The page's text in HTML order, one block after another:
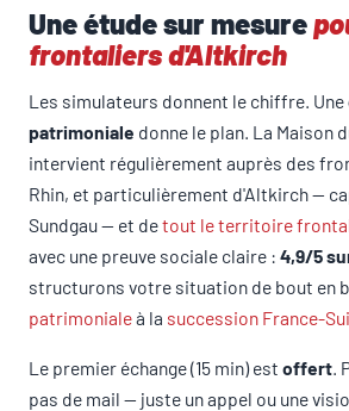
Une étude sur mesure
frontaliers d'Altkirch
Les simulateurs donnent le chiffre. Une
patrimoniale donne le plan. La Maison
intervient régulièrement auprès des
Rhin, et particulièrement d'Altkirch —
Sundgau — et detout le territoire
avec une preuve sociale claire : 4,9/5
structurons votre situation de bout en
patrimonialeà la succession France-
Le premier échange (15 min) est offert
pas de mail — juste un appel ou une